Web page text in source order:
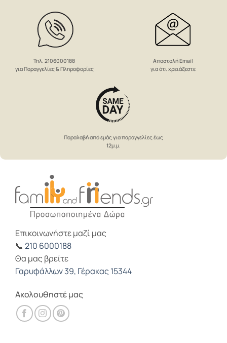
Τηλ. 2106000188
για Παραγγελίες & Πληροφορίες
Αποστολή Email
για ότι χρειάζεστε
Παραλαβή από εμάς για παραγγελίες έως
12μ.μ.
Επικοινωνήστε μαζί μας
📞 210 6000188
Θα μας βρείτε
Γαρυφάλλων 39, Γέρακας 15344
Ακολουθηστέ μας